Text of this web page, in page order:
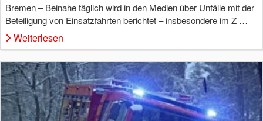
Bremen – Beinahe täglich wird in den Medien über Unfälle mit der
Beteiligung von Einsatzfahrten berichtet – insbesondere im Z …
Weiterlesen